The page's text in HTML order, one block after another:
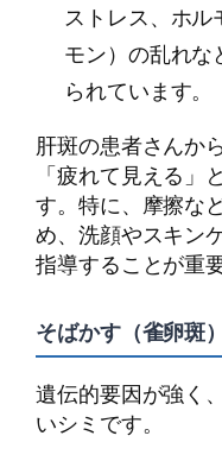
ストレス、ホ
モン）の乱れな
られています。
肝斑の患者さんか
「疲れて見える」
す。特に、摩擦な
め、洗顔やスキン
指導することが重
そばかす（雀卵斑）
遺伝的要因が強く
いシミです。